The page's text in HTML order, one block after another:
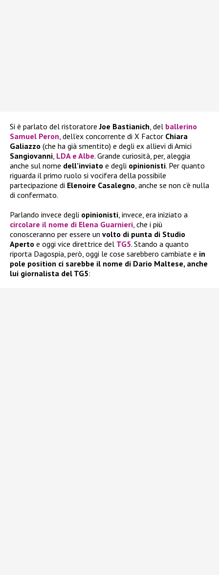
Si è parlato del ristoratoreJoe Bastianich, del ballerino
Samuel Peron, dell’ex concorrente di X Factor Chiara
Galiazzo (che ha già smentito) e degli ex allievi di Amici
Sangiovanni, LDA e Albe. Grande curiosità, per, aleggia
anche sul nome dell’inviato e degli opinionisti. Per quanto
riguarda il primo ruolo si vocifera della possibile
partecipazione di Elenoire Casalegno, anche se non c’è nulla
di confermato.
Parlando invece degli opinionisti, invece, era iniziato a
circolare il nome di Elena Guarnieri, che i più
conosceranno per essere un volto di punta di Studio
Aperto e oggi vice direttrice del TG5. Stando a quanto
riporta Dagospia, però, oggi le cose sarebbero cambiate e in
pole position ci sarebbe il nome di Dario Maltese, anche
lui giornalista del TG5: